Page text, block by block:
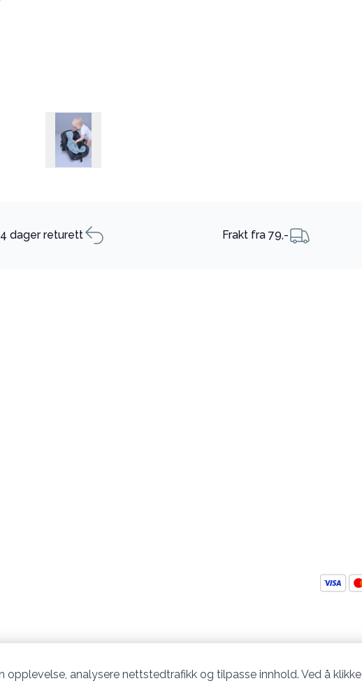
dager returett Frakt fra 79,-
analysere nettstedtrafikk og tilpasse innhold. Ved å klikke